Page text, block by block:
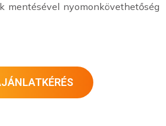
mentésével nyomonkövethetőség